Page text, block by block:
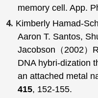
memory cell. App.
Kimberly Hamad-
Aaron T. Santos,
Jacobson（2002）
DNA hybri-dization
an attached metal
415, 152-155.